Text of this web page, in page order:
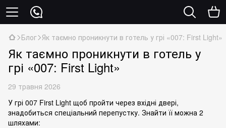
Блог Як таємно проникнути в готель у грі «007: First Light»
Як таємно проникнути в готель у
грі «007: First Light»
29 травня 2026
У грі 007 First Light щоб пройти через вхідні двері,
знадобиться спеціальний перепустку. Знайти її можна 2
шляхами: